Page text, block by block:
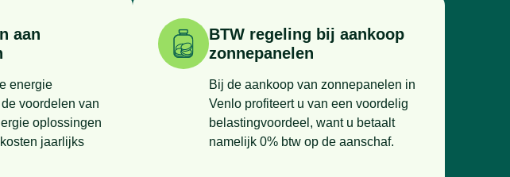
aan
energie
voordelen van
oplossingen
jaarlijks
BTW regeling bij aankoop
zonnepanelen
Bij de aankoop van zonnepanelen in
Venlo profiteert u van een voordelig
belastingvoordeel, want u betaalt
namelijk 0% btw op de aanschaf.